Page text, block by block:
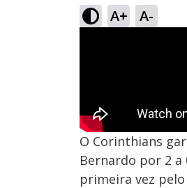
A+ A-
O Corinthians
Bernardo por 2
primeira vez